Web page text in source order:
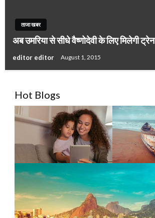
ताजा खबर
अब उमरिया से सीधे वैष्णोदेवी के लिए मिलेगी ट्रेन
editor editor August 1, 2015
Hot Blogs